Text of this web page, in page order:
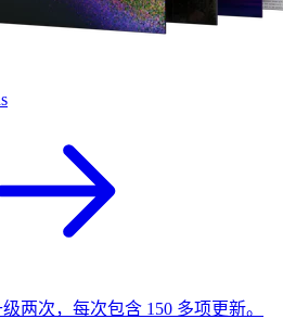
两次，每次包含 150 多项更新。